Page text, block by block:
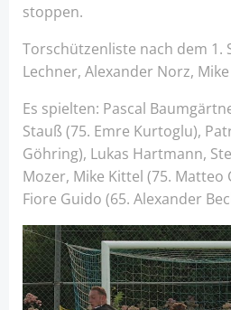
stoppen.
Torschützenliste nach dem 1.
Lechner, Alexander Norz,
Es spielten: Pascal
Stauß (75. Emre Kurtoglu),
Göhring), Lukas Hartmann,
Mozer, Mike Kittel (75. Matteo
Fiore Guido (65. Alexander